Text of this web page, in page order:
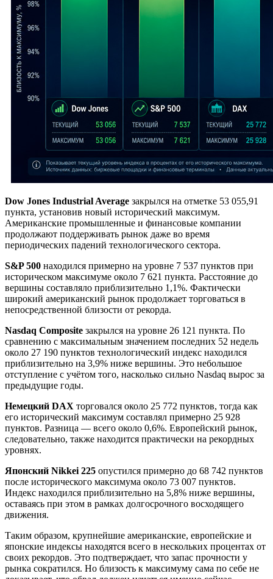
Dow Jones Industrial Average закрылся на отметке 53 055,91
пункта, установив новый исторический максимум.
Американские промышленные и финансовые компании
продолжают поддерживать рынок даже во время
периодических падений технологического сектора.
S&P 500 находился примерно на уровне 7 537 пунктов при
историческом максимуме около 7 621 пункта. Расстояние до
вершины составляло приблизительно 1,1%. Фактически
широкий американский рынок продолжает торговаться в
непосредственной близости от рекорда.
Nasdaq Composite закрылся на уровне 26 121 пункта. По
сравнению с максимальным значением последних 52 недель
около 27 190 пунктов технологический индекс находился
приблизительно на 3,9% ниже вершины. Это небольшое
отступление с учётом того, насколько сильно Nasdaq вырос за
предыдущие годы.
Немецкий DAX торговался около 25 772 пунктов, тогда как
его исторический максимум составлял примерно 25 928
пунктов. Разница — всего около 0,6%. Европейский рынок,
следовательно, также находится практически на рекордных
уровнях.
Японский Nikkei 225 опустился примерно до 68 742 пунктов
после исторического максимума около 73 007 пунктов.
Индекс находился приблизительно на 5,8% ниже вершины,
оставаясь при этом в рамках долгосрочного восходящего
движения.
Таким образом, крупнейшие американские, европейские и
японские индексы находятся всего в нескольких процентах от
своих рекордов. Это подтверждает, что запас прочности у
рынка сократился. Но близость к максимуму сама по себе не